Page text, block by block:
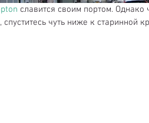
славится своим портом.
чуть ниже к старинной